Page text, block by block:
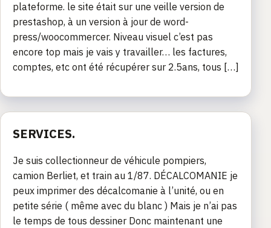
plateforme. le site était sur une veille version de
prestashop, à un version à jour de word-
press/woocommercer. Niveau visuel c’est pas
encore top mais je vais y travailler… les factures,
comptes, etc ont été récupérer sur 2.5ans, tous […]
SERVICES.
Je suis collectionneur de véhicule pompiers,
camion Berliet, et train au 1/87. DÉCALCOMANIE je
peux imprimer des décalcomanie à l’unité, ou en
petite série ( même avec du blanc ) Mais je n’ai pas
le temps de tous dessiner Donc maintenant une